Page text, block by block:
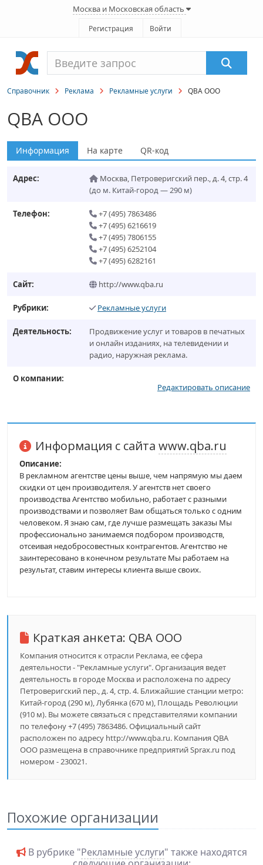
Москва и Московская область
Регистрация Войти
Справочник Реклама Рекламные услуги QBA ООО
QBA ООО
Информация На карте QR-код
Адрес: Москва, Петроверигский пер., д. 4, стр. 4
(до м. Китай-город — 290 м)
Телефон:
+7 (495) 7863486
+7 (495) 6216619
+7 (495) 7806155
+7 (495) 6252104
+7 (495) 6282161
Сайт: http://www.qba.ru
Рубрики: Рекламные услуги
Деятельность:
Продвижение услуг и товаров в печатных
и онлайн изданиях, на телевидении и
радио, наружная реклама.
О компании:
Редактировать описание
Информация с сайта www.qba.ru
Описание:
В рекламном агентстве цены выше, чем напрямую мы даем
скидки от цен производителя. У агентств нет своего
производства Агентство мобильно, работает с разными
производствами и позволяет Вам общаться только с одним
человеком. Я знаю сам, где лучше размещать заказы Мы
профессионально занимаемся подбором производств,
отсеивая недобросовестных контрагентов. Агентство не
заинтересовано в конечном результате Мы работаем на
результат, ставим интересы клиента выше своих.
Краткая анкета: QBA ООО
Компания относится к отрасли Реклама, ее сфера
деятельности - "Рекламные услуги". Организация ведет
деятельность в городе Москва и расположена по адресу
Петроверигский пер., д. 4, стр. 4. Ближайшие станции метро:
Китай-город (290 м), Лубянка (670 м), Площадь Революции
(910 м). Вы можете связаться с представителями компании
по телефону +7 (495) 7863486. Официальный сайт
расположен по адресу http://www.qba.ru. Компания QBA
ООО размещена в справочнике предприятий Sprax.ru под
номером - 230021.
Похожие организации
В рубрике "Рекламные услуги" также находятся